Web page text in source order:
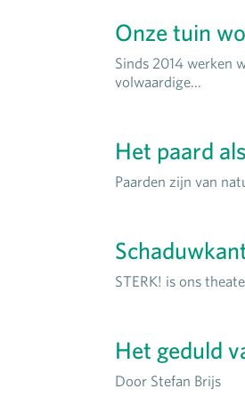
Onze tuin
Sinds 2014 werken
volwaardige...
Het paard
Paarden zijn van
STERK! is ons
Het geduld
Door Stefan Brijs